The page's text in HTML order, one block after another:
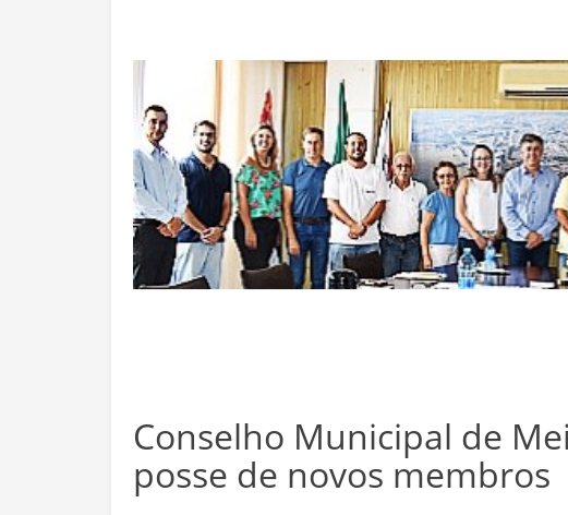
Conselho Municipal de
posse de novos membros